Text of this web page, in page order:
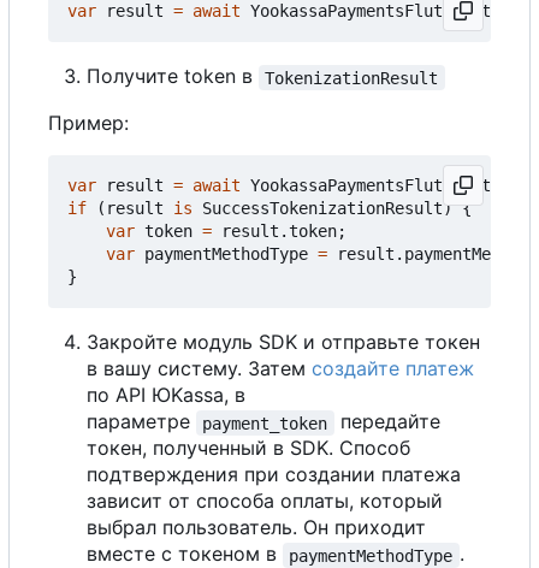
var result = await YookassaPaymentsFlutter.
Получите token в TokenizationResult
Пример:
var result = await YookassaPaymentsFlutter.
if
( result is SuccessTokenizationResult) {
var token = result .token;
var paymentMethodType = result .
}
Закройте модуль SDK и отправьте токен
в вашу систему. Затем создайте платеж
по API ЮKassa, в
параметре
payment_token
передайте
токен, полученный в SDK. Способ
подтверждения при создании платежа
зависит от способа оплаты, который
выбрал пользователь. Он приходит
вместе с токеном в
paymentMethodType .